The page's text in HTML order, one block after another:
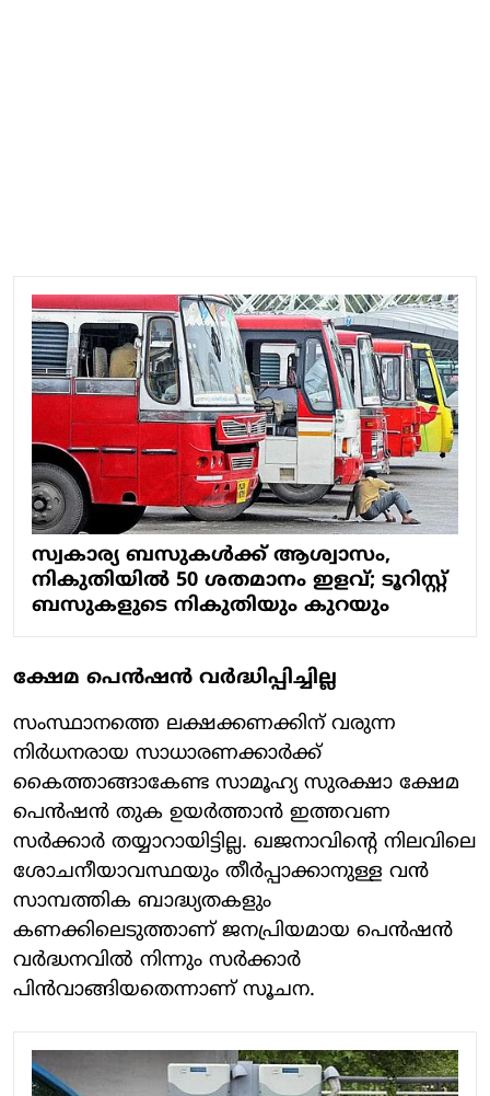
സ്വകാര്യ ബസുകള്‍ക്ക് ആശ്വാസം,
നികുതിയില്‍ 50 ശതമാനം ഇളവ്; ടൂറിസ്റ്റ്
ബസുകളുടെ നികുതിയും കുറയും
ക്ഷേമ പെൻഷൻ വർദ്ധിപ്പിച്ചില്ല
സംസ്ഥാനത്തെ ലക്ഷക്കണക്കിന് വരുന്ന
നിർധനരായ സാധാരണക്കാർക്ക്
കൈത്താങ്ങാകേണ്ട സാമൂഹ്യ സുരക്ഷാ ക്ഷേമ
പെൻഷൻ തുക ഉയർത്താൻ ഇത്തവണ
സർക്കാർ തയ്യാറായിട്ടില്ല. ഖജനാവിന്റെ നിലവിലെ
ശോചനീയാവസ്ഥയും തീർപ്പാക്കാനുള്ള വൻ
സാമ്പത്തിക ബാദ്ധ്യതകളും
കണക്കിലെടുത്താണ് ജനപ്രിയമായ പെൻഷൻ
വർദ്ധനവിൽ നിന്നും സർക്കാർ
പിൻവാങ്ങിയതെന്നാണ് സൂചന.